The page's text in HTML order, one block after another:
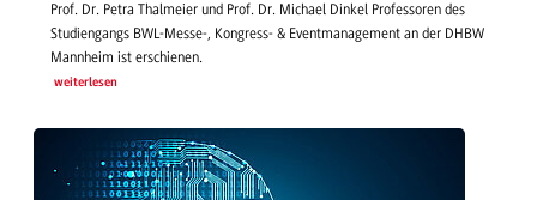
Prof. Dr. Petra Thalmeier und Prof. Dr. Michael Dinkel Professoren des
Studiengangs BWL-Messe-, Kongress- & Eventmanagement an der DHBW
Mannheim ist erschienen.
weiterlesen